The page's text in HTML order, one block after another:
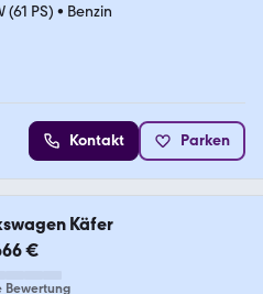
(61 PS) • Benzin
Kontakt Parken
Käfer
€
Bewertung